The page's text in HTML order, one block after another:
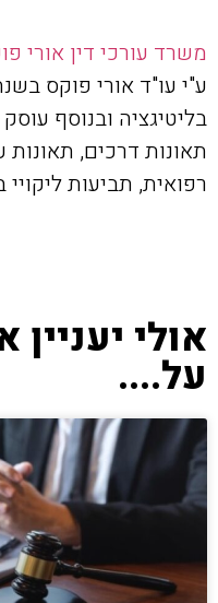
משרד עורכי דין אורי
בליטיגציה ובנוסף
תאונות דרכים, תאונות
רפואית, תביעות ליקויי
אולי
על....